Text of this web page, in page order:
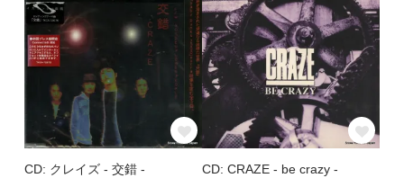
CD: クレイズ - 交錯 -
CD: CRAZE - be crazy -